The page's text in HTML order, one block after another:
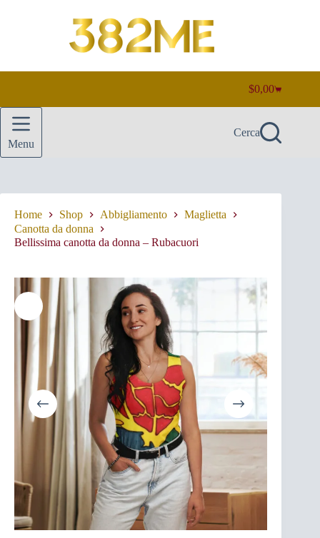
Carrello
$0,00
Menu
Cerca
Home Shop Abbigliamento
Maglietta
Canotta da donna
Bellissima canotta da donna – Rubacuori